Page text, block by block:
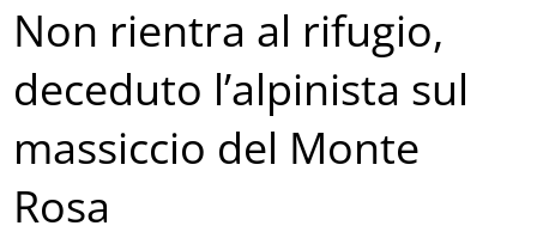
Non rientra al rifugio,
deceduto l’alpinista sul
massiccio del Monte
Rosa